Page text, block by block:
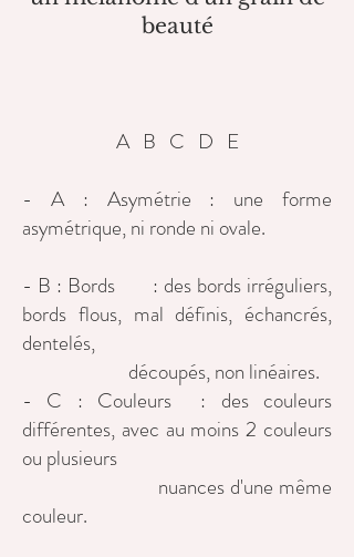
beauté
A B C D E
- A : Asymétrie : une forme
asymétrique, ni ronde ni ovale.
- B : Bords : des bords irréguliers,
bords flous, mal définis, échancrés,
dentelés,
découpés, non linéaires.
- C : Couleurs : des couleurs
différentes, avec au moins 2 couleurs
ou plusieurs
nuances d'une même
couleur.